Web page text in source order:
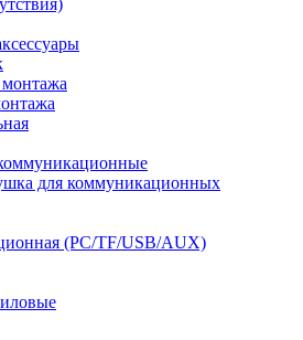
для коммуникационных
(PC/TF/USB/AUX)